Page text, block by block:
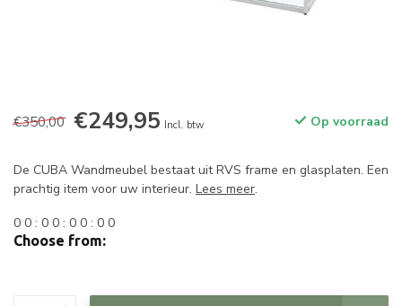
€350,00 €249,95 Incl. btw Op voorraad
De CUBA Wandmeubel bestaat uit RVS frame en glasplaten. Een
prachtig item voor uw interieur. Lees meer.
0 0 : 0 0 : 0 0 : 0 0
Choose from: